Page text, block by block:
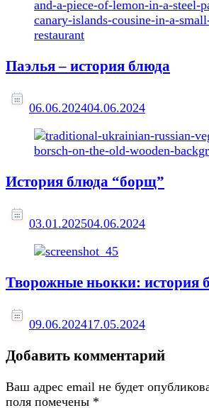
Паэлья – история блюда
06.06.202404.06.2024
История блюда “борщ”
03.01.202504.06.2024
Творожные ньокки: история
09.06.202417.05.2024
Добавить комментарий
Ваш адрес email не будет
поля помечены *